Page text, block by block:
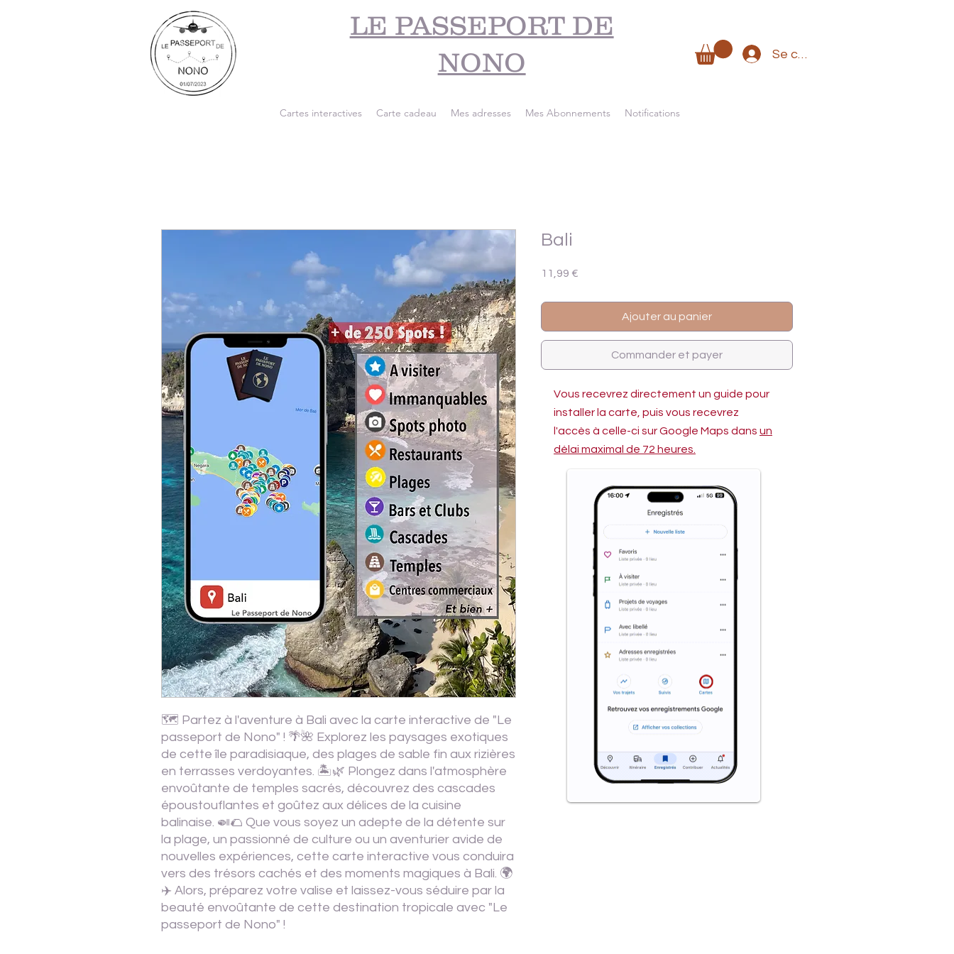
LE PASSEPORT DE
NONO
Se connecter
Cartes interactives Carte cadeau Mes adresses Mes Abonnements Notifications
🗺️ Partez à l'aventure à Bali avec la carte interactive de "Le
passeport de Nono" ! 🌴🌺 Explorez les paysages exotiques
de cette île paradisiaque, des plages de sable fin aux rizières
en terrasses verdoyantes. 🏝️🌿 Plongez dans l'atmosphère
envoûtante de temples sacrés, découvrez des cascades
époustouflantes et goûtez aux délices de la cuisine
balinaise. 🍛🌮 Que vous soyez un adepte de la détente sur
la plage, un passionné de culture ou un aventurier avide de
nouvelles expériences, cette carte interactive vous conduira
vers des trésors cachés et des moments magiques à Bali. 🌍
✈️ Alors, préparez votre valise et laissez-vous séduire par la
beauté envoûtante de cette destination tropicale avec "Le
passeport de Nono" !
Bali
11,99 €
Ajouter au panier
Commander et payer
Vous recevrez directement un guide pour
installer la carte, puis vous recevrez
l'accès à celle-ci sur Google Maps dans un
délai maximal de 72 heures.